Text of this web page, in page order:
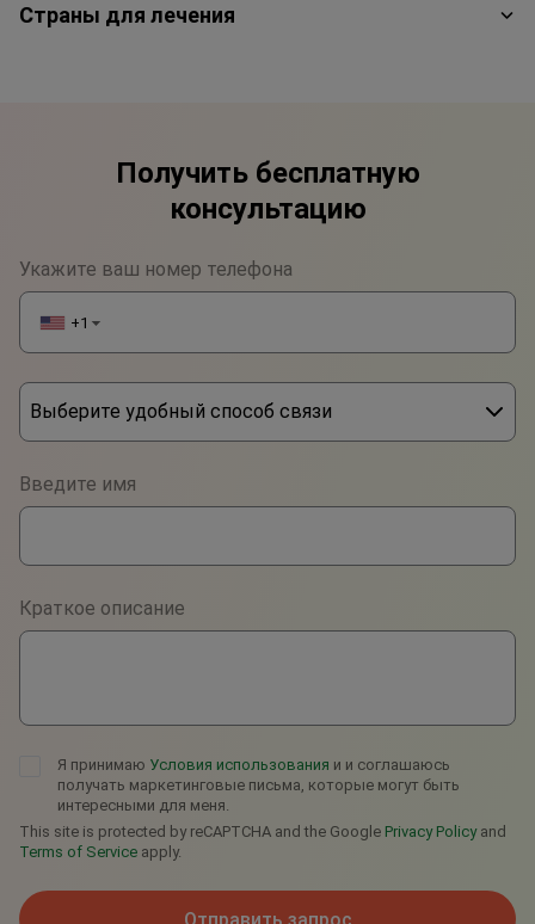
Страны для лечения
Получить бесплатную
консультацию
Укажите ваш номер телефона
+1 ▼
Выберите удобный способ связи
WhatsApp
Viber
Telegram
Введите имя
Краткое описание
Я принимаю Условия использования и и соглашаюсь
получать маркетинговые письма, которые могут быть
интересными для меня.
This site is protected by reCAPTCHA and the Google Privacy Policyand
Terms of Service apply.
Отправить запрос